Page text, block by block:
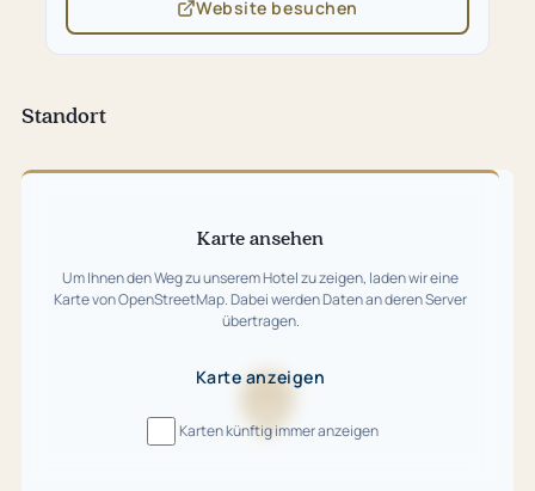
Website besuchen
(öffnet
in
Standort
Karte
Karte ansehen
Um Ihnen den Weg zu unserem Hotel zu zeigen, laden wir eine
Karte von OpenStreetMap. Dabei werden Daten an deren Server
übertragen.
Karte anzeigen
Karten künftig immer anzeigen
wird